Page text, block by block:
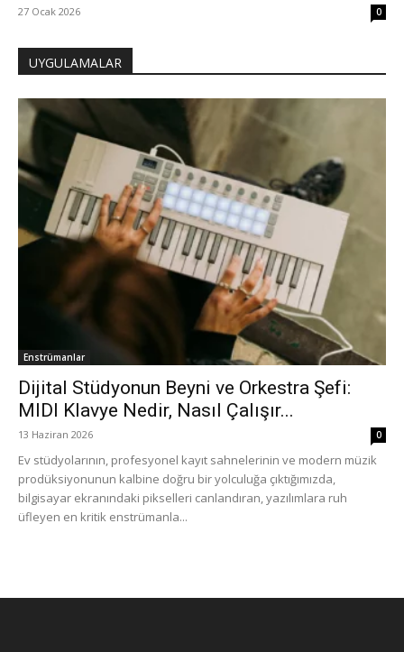
27 Ocak 2026 0
UYGULAMALAR
Enstrümanlar
Dijital Stüdyonun Beyni ve Orkestra Şefi:
MIDI Klavye Nedir, Nasıl Çalışır...
13 Haziran 2026 0
Ev stüdyolarının, profesyonel kayıt sahnelerinin ve modern müzik
prodüksiyonunun kalbine doğru bir yolculuğa çıktığımızda,
bilgisayar ekranındaki pikselleri canlandıran, yazılımlara ruh
üfleyen en kritik enstrümanla...